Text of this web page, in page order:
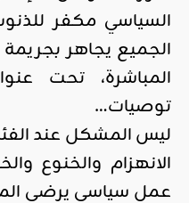
السياسي مكفر
الجميع يجاهر
المباشرة، تحت
توصيات…
ليس المشكل عند
الانهزام والخنوع
عمل سياسي يرضي